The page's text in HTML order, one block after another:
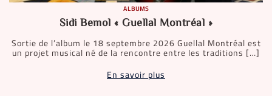
ALBUMS
Sidi Bemol « Guellal Montréal »
Sortie de l’album le 18 septembre 2026 Guellal Montréal est
un projet musical né de la rencontre entre les traditions […]
En savoir plus